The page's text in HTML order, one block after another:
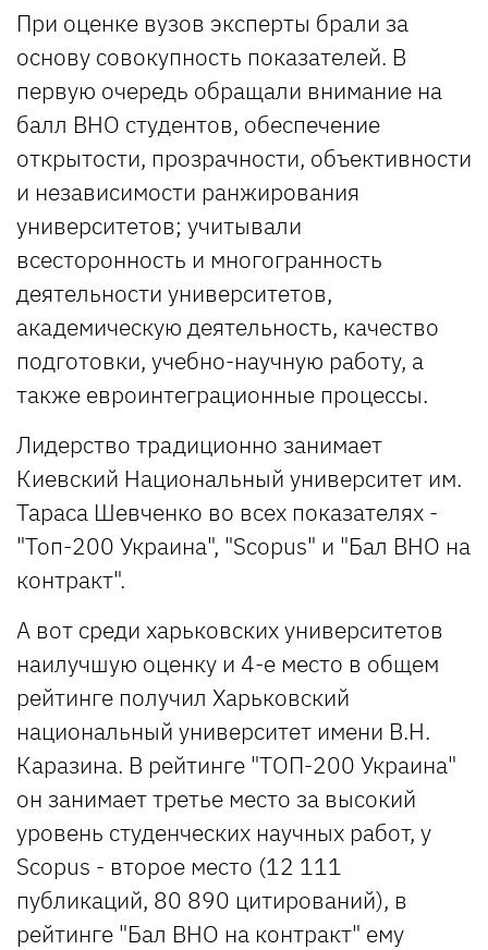
При оценке вузов эксперты брали за
основу совокупность показателей. В
первую очередь обращали внимание на
балл ВНО студентов, обеспечение
открытости, прозрачности, объективности
и независимости ранжирования
университетов; учитывали
всесторонность и многогранность
деятельности университетов,
академическую деятельность, качество
подготовки, учебно-научную работу, а
также евроинтеграционные процессы.
Лидерство традиционно занимает
Киевский Национальный университет им.
Тараса Шевченко во всех показателях -
"Топ-200 Украина", "Scopus" и "Бал ВНО на
контракт".
А вот среди харьковских университетов
наилучшую оценку и 4-е место в общем
рейтинге получил Харьковский
национальный университет имени В.Н.
Каразина. В рейтинге "ТОП-200 Украина"
он занимает третье место за высокий
уровень студенческих научных работ, у
Scopus - второе место (12 111
публикаций, 80 890 цитирований), в
рейтинге "Бал ВНО на контракт" ему